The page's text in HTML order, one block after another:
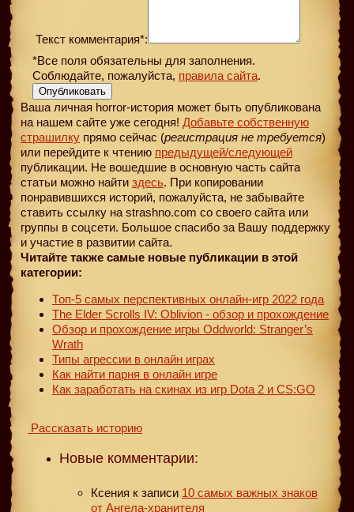
Текст комментария*:
*Все поля обязательны для заполнения.
Соблюдайте, пожалуйста, правила сайта.
Опубликовать
Ваша личная horror-история может быть опубликована
на нашем сайте уже сегодня! Добавьте собственную
страшилку прямо сейчас (регистрация не требуется)
или перейдите к чтению предыдущей/следующей
публикации. Не вошедшие в основную часть сайта
статьи можно найти здесь. При копировании
понравившихся историй, пожалуйста, не забывайте
ставить ссылку на strashno.com со своего сайта или
группы в соцсети. Большое спасибо за Вашу поддержку
и участие в развитии сайта.
Читайте также самые новые публикации в этой
категории:
Топ-5 самых перспективных онлайн-игр 2022 года
The Elder Scrolls IV: Oblivion - обзор и прохождение
Обзор и прохождение игры Oddworld: Stranger’s
Wrath
Типы агрессии в онлайн играх
Как найти парня в онлайн игре
Как заработать на скинах из игр Dota 2 и CS:GO
Рассказать историю
Новые комментарии:
Ксения к записи 10 самых важных знаков
от Ангела-хранителя